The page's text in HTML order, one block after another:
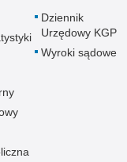
Dziennik
Urzędowy KGP
Wyroki sądowe